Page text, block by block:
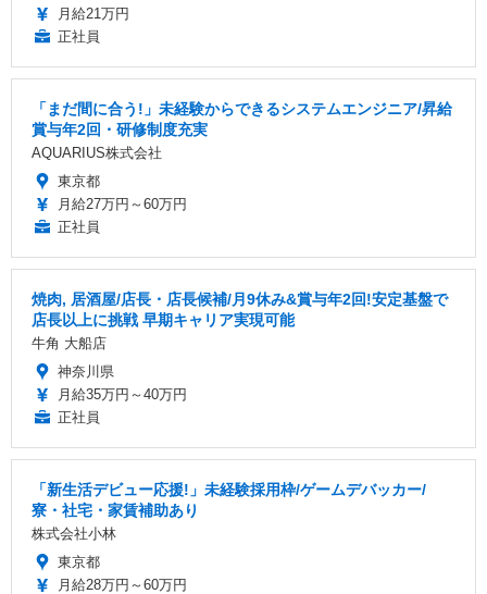
月給21万円
正社員
「まだ間に合う!」未経験からできるシステムエンジニア/昇給
賞与年2回・研修制度充実
AQUARIUS株式会社
東京都
月給27万円～60万円
正社員
焼肉, 居酒屋/店長・店長候補/月9休み&賞与年2回!安定基盤で
店長以上に挑戦 早期キャリア実現可能
牛角 大船店
神奈川県
月給35万円～40万円
正社員
「新生活デビュー応援!」未経験採用枠/ゲームデバッカー/
寮・社宅・家賃補助あり
株式会社小林
東京都
月給28万円～60万円